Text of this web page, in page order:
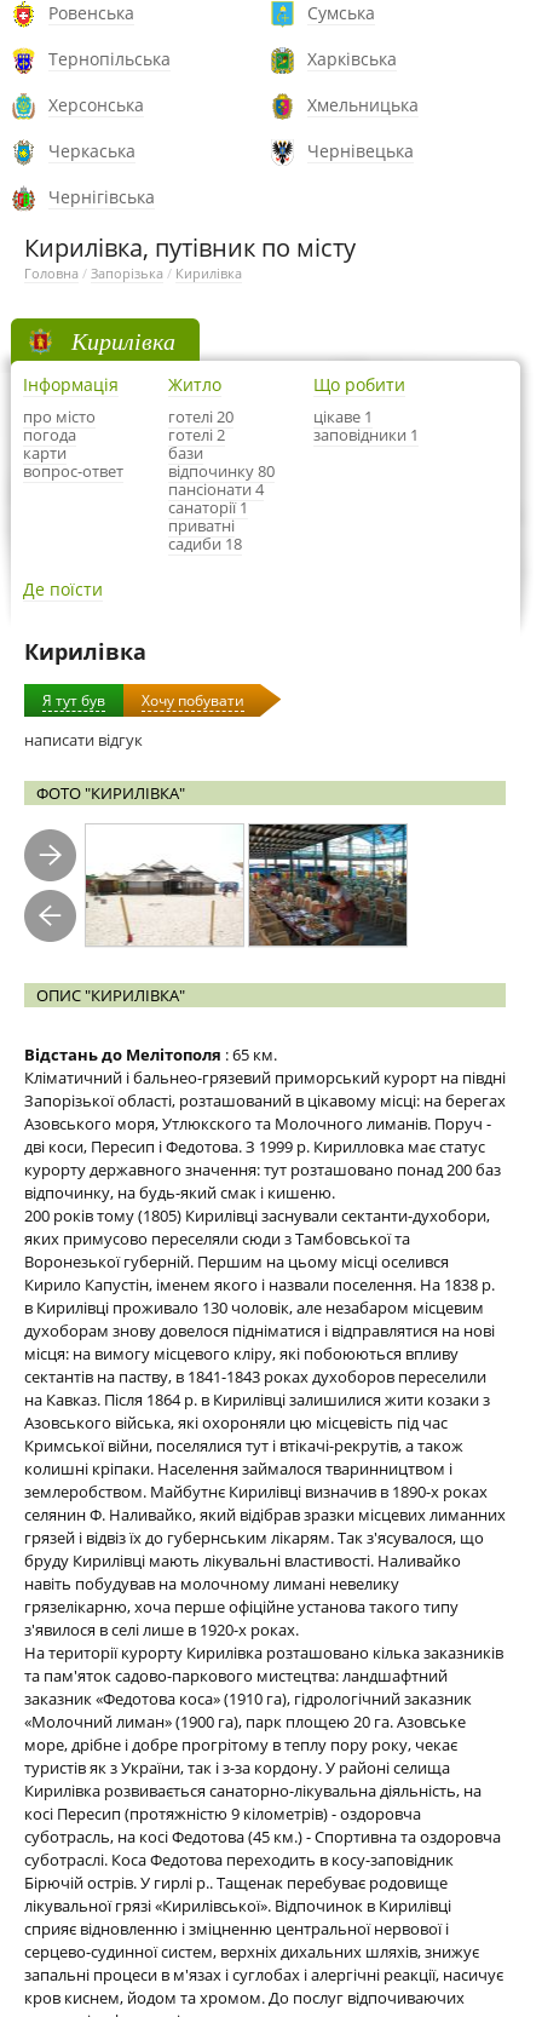
Ровенська
Сумська
Тернопільська
Харківська
Херсонська
Хмельницька
Черкаська
Чернівецька
Чернігівська
Кирилівка, путівник по місту
Головна / Запорізька / Кирилівка
Кирилівка
Інформація
про місто
погода
карти
вопрос-ответ
Житло
готелі 20
готелі 2
бази
відпочинку 80
пансіонати 4
санаторії 1
приватні
садиби 18
Що робити
цікаве 1
заповідники 1
Де поїсти
Кирилівка
Я тут був Хочу побувати
написати відгук
ФОТО "КИРИЛІВКА"
ОПИС "КИРИЛІВКА"
Відстань до Мелітополя : 65 км.
Кліматичний і бальнео-грязевий приморський курорт на півдні
Запорізької області, розташований в цікавому місці: на берегах
Азовського моря, Утлюкского та Молочного лиманів. Поруч -
дві коси, Пересип і Федотова. З 1999 р. Кирилловка має статус
курорту державного значення: тут розташовано понад 200 баз
відпочинку, на будь-який смак і кишеню.
200 років тому (1805) Кирилівці заснували сектанти-духобори,
яких примусово переселяли сюди з Тамбовської та
Воронезької губерній. Першим на цьому місці оселився
Кирило Капустін, іменем якого і назвали поселення. На 1838 р.
в Кирилівці проживало 130 чоловік, але незабаром місцевим
духоборам знову довелося підніматися і відправлятися на нові
місця: на вимогу місцевого кліру, які побоюються впливу
сектантів на паству, в 1841-1843 роках духоборов переселили
на Кавказ. Після 1864 р. в Кирилівці залишилися жити козаки з
Азовського війська, які охороняли цю місцевість під час
Кримської війни, поселялися тут і втікачі-рекрутів, а також
колишні кріпаки. Населення займалося тваринництвом і
землеробством. Майбутнє Кирилівці визначив в 1890-х роках
селянин Ф. Наливайко, який відібрав зразки місцевих лиманних
грязей і відвіз їх до губернським лікарям. Так з'ясувалося, що
бруду Кирилівці мають лікувальні властивості. Наливайко
навіть побудував на молочному лимані невелику
грязелікарню, хоча перше офіційне установа такого типу
з'явилося в селі лише в 1920-х роках.
На території курорту Кирилівка розташовано кілька заказників
та пам'яток садово-паркового мистецтва: ландшафтний
заказник «Федотова коса» (1910 га), гідрологічний заказник
«Молочний лиман» (1900 га), парк площею 20 га. Азовське
море, дрібне і добре прогрітому в теплу пору року, чекає
туристів як з України, так і з-за кордону. У районі селища
Кирилівка розвивається санаторно-лікувальна діяльність, на
косі Пересип (протяжністю 9 кілометрів) - оздоровча
суботрасль, на косі Федотова (45 км.) - Спортивна та оздоровча
суботраслі. Коса Федотова переходить в косу-заповідник
Бірючій острів. У гирлі р.. Тащенак перебуває родовище
лікувальної грязі «Кирилівської». Відпочинок в Кирилівці
сприяє відновленню і зміцненню центральної нервової і
серцево-судинної систем, верхніх дихальних шляхів, знижує
запальні процеси в м'язах і суглобах і алергічні реакції, насичує
кров киснем, йодом та хромом. До послуг відпочиваючих